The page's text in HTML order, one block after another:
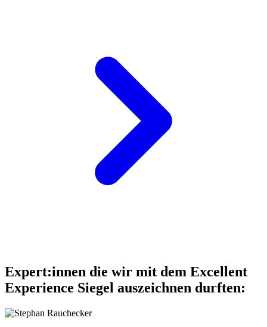
Expert:innen die wir mit dem Excellent
Experience Siegel auszeichnen durften: